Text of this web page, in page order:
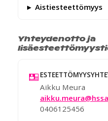
Aistiesteettömyys
Yhteydenotto ja
Aikku Meura
0406125456